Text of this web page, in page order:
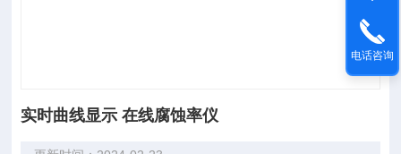
实时曲线显示 在线腐蚀率仪
电话咨询